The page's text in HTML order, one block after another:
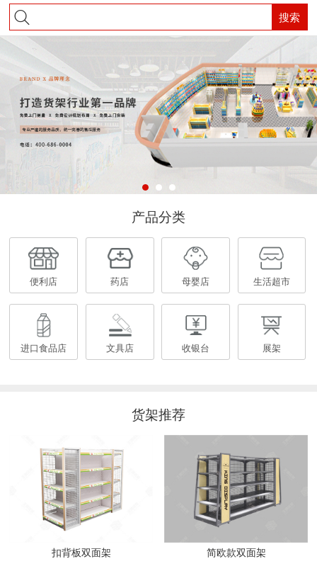
搜索
产品分类
便利店 药店 母婴店 生活超市
进口食品店 文具店 收银台 展架
货架推荐
扣背板双面架 简欧款双面架